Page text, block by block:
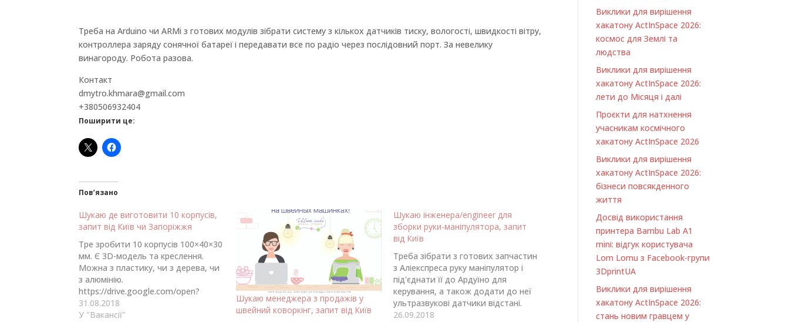
Треба на Arduino чи ARMi з готових модулів зібрати систему з кількох датчиків тиску, вологості, швидкості вітру,
контроллера заряду сонячної батареї і передавати все по радіо через послідовний порт. За невелику
винагороду. Робота разова.
Контакт
dmytro.khmara@gmail.com
+380506932404
Поширити це:
Пов’язано
Шукаю де виготовити 10 корпусів,
запит від Київ чи Запоріжжя
Тре зробити 10 корпусів 100×40×30
мм. Є 3D-модель та креслення.
Можна з пластику, чи з дерева, чи
з алюмінію.
https://drive.google.com/open?
id=181j7TrS4pswIXELXBTuNIYEIhbAA
t6SL Контакт
31.08.2018
У "Вакансії"
Шукаю менеджера з продажів у
швейний коворкінг, запит від Київ
Шукаю інженера/engineer для
зборки руки-маніпулятора, запит
від Київ
Треба зібрати з готових запчастин
з Аліекспреса руку маніпулятор і
під'єднати її до Ардуїно для
керування, а також додати до неї
ультразвукові датчики відстані.
Робота разова. Треба знати
26.09.2018
Виклики для вирішення
хакатону ActInSpace 2026:
космос для Землі та
людства
Виклики для вирішення
хакатону ActInSpace 2026:
лети до Місяця і далі
Проєкти для натхнення
учасникам космічного
хакатону ActInSpace 2026
Виклики для вирішення
хакатону ActInSpace 2026:
бізнеси повсякденного
життя
Досвід використання
принтера Bambu Lab A1
minі: відгук користувача
Lom Lomu з Facebook-групи
3DprintUA
Виклики для вирішення
хакатону ActInSpace 2026:
стань новим гравцем у